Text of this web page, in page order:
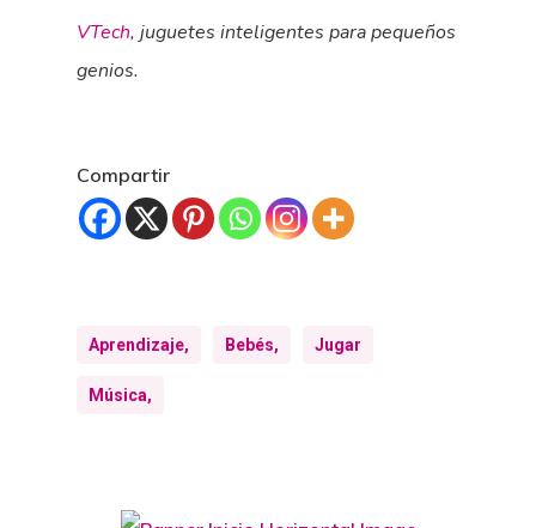
VTech, juguetes inteligentes para pequeños
genios.
Compartir
Aprendizaje, Bebés, Jugar
Música,